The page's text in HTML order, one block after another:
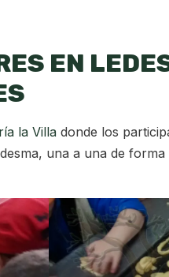
EN
la Villa donde los
una a una de